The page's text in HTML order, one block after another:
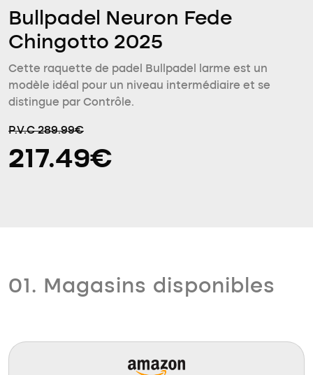
Bullpadel Neuron Fede
Chingotto 2025
Cette raquette de padel Bullpadel larme est un
modèle idéal pour un niveau intermédiaire et se
distingue par Contrôle.
P.V.C 289.99€
217.49€
01. Magasins disponibles